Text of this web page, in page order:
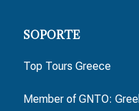
SOPORTE
Top Tours Greece
Member of GNTO: